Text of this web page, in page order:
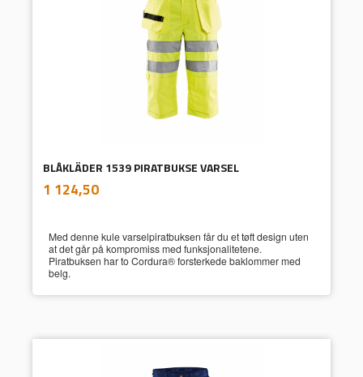
BLÅKLÄDER 1539 PIRATBUKSE VARSEL
Pris
1 124,50mva.
Med denne kule varselpiratbuksen får du et tøft design uten
at det går på kompromiss med funksjonalitetene.
Piratbuksen har to Cordura® forsterkede baklommer med
belg.